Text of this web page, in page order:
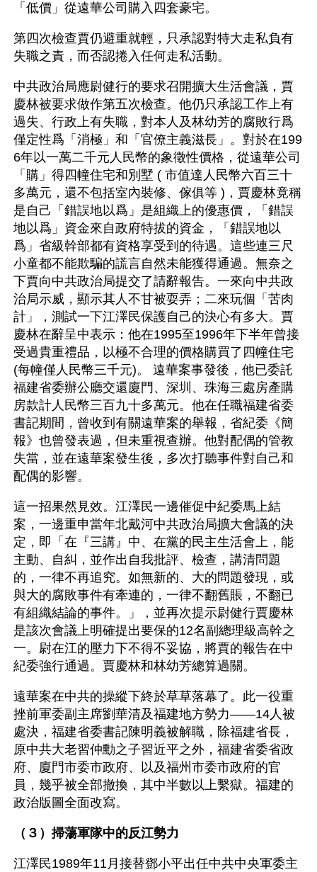
「低價」從遠華公司購入四套豪宅。
第四次檢查賈仍避重就輕，只承認對特大走私負有
失職之責，而否認捲入任何走私活動。
中共政治局應尉健行的要求召開擴大生活會議，賈
慶林被要求做作第五次檢查。他仍只承認工作上有
過失、行政上有失職，對本人及林幼芳的腐敗行爲
僅定性爲「消極」和「官僚主義滋長」。對於在199
6年以一萬二千元人民幣的象徵性價格，從遠華公司
「購」得四幢住宅和別墅 ( 市值達人民幣六百三十
多萬元，還不包括室內裝修、傢俱等 )，賈慶林竟稱
是自己「錯誤地以爲」是組織上的優惠價，「錯誤
地以爲」資金來自政府特拔的資金，「錯誤地以
爲」省級幹部都有資格享受到的待遇。這些連三尺
小童都不能欺騙的謊言自然未能獲得通過。無奈之
下賈向中共政治局提交了請辭報告。一來向中共政
治局示威，顯示其人不甘被耍弄；二來玩個「苦肉
計」，測試一下江澤民保護自己的決心有多大。賈
慶林在辭呈中表示：他在1995至1996年下半年曾接
受過貴重禮品，以極不合理的價格購買了四幢住宅
(每幢僅人民幣三千元)。 遠華案事發後，他已委託
福建省委辦公廳交還廈門、深圳、珠海三處房產購
房款計人民幣三百九十多萬元。他在任職福建省委
書記期間，曾收到有關遠華案的舉報，省紀委《簡
報》也曾發表過，但未重視查辦。他對配偶的管教
失當，並在遠華案發生後，多次打聽事件對自己和
配偶的影響。
這一招果然見效。江澤民一邊催促中紀委馬上結
案，一邊重申當年北戴河中共政治局擴大會議的決
定，即「在『三講』中、在黨的民主生活會上，能
主動、自糾，並作出自我批評、檢查，講清問題
的，一律不再追究。如無新的、大的問題發現，或
與大的腐敗事件有牽連的，一律不翻舊賬，不翻已
有組織結論的事件。」，並再次提示尉健行賈慶林
是該次會議上明確提出要保的12名副總理級高幹之
一。尉在江的壓力下不得不妥協，將賈的報告在中
紀委強行通過。賈慶林和林幼芳總算過關。
遠華案在中共的操縱下終於草草落幕了。此一役重
挫前軍委副主席劉華清及福建地方勢力——14人被
處決，福建省委書記陳明義被解職，除福建省長，
原中共大老習仲勳之子習近平之外，福建省委省政
府、廈門市委市政府、以及福州市委市政府的官
員，幾乎被全部撤換，其中半數以上繫獄。福建的
政治版圖全面改寫。
（３）掃蕩軍隊中的反江勢力
江澤民1989年11月接替鄧小平出任中共中央軍委主